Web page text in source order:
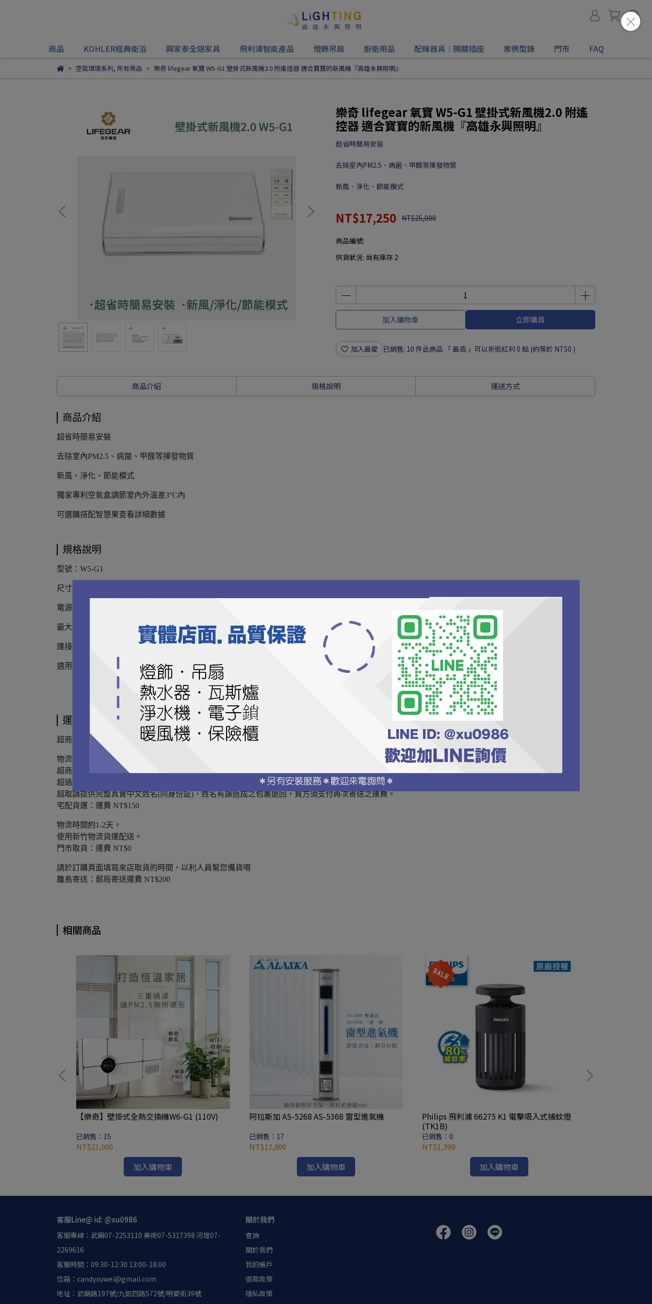
商品 KOHLER經典衛浴 興家泰全鋁家具 飛利浦智能產品 燈飾吊扇 廚衛用品 配線器具｜開關插座 案例型錄 門市 FAQ
空氣環境系列, 所有商品 樂奇 lifegear 氧寶 W5-G1 壁掛式新風機2.0 附遙控器 適合寶寶的新風機『高雄永興照明』
樂奇 lifegear 氧寶 W5-G1 壁掛式新風機2.0 附遙
控器 適合寶寶的新風機『高雄永興照明』
超省時簡易安裝
去除室內PM2.5、病菌、甲醛等揮發物質
新風、淨化、節能模式
NT$17,250 NT$25,000
商品編號:
供貨狀況: 尚有庫存 2
加入購物車 立即購買
加入最愛 已銷售: 10 件此商品 「 最高 」可以折抵紅利 0 點 (約等於 NT$0 )
商品介紹 規格說明 運送方式
商品介紹
超省時簡易安裝
去除室內PM2.5、病菌、甲醛等揮發物質
新風、淨化、節能模式
獨家專利空氣盒調節室內外溫差3°C內
可選購搭配智慧果查看詳細數據
規格說明
型號：W5-G1
尺寸：618x380x130mm
電源規格：110V(60HZ)
最大風量：135m3/h
連接管路：5英寸
適用坪數：15坪以內
運送方式
超商取貨『全家/7-11/萊爾富』：運費 NT$６0
物流時間約2-3天。
超商取貨材積限制超過45cm無法出貨，請改宅配。
超過取件時間退回之訂單，買方須支付再次寄送之運費，亦無法因此取消該筆訂單。
超取請提供完整真實中文姓名(同身份証)，姓名有誤造成之包裏退回，買方須支付再次寄送之運費。
宅配貨運：運費 NT$150
物流時間約1-2天。
使用新竹物流貨運配送。
門市取貨：運費 NT$0
請於訂購頁面填寫來店取貨的時間，以利人員幫您備貨唷
離島寄送：郵局寄送運費 NT$200
相關商品
【樂奇】壁掛式全熱交換機W6-G1 (110V)
已銷售：15
NT$21,000
加入購物車
阿拉斯加 AS-5268 AS-5368 窗型進氣機
已銷售：17
NT$12,800
加入購物車
Philips 飛利浦 66275 K1 電擊吸入式捕蚊燈
(TK1B)
已銷售：0
NT$1,399
加入購物車
客服Line@ id: @xu0986
客服專線：武廟07-2253110 美術07-5317398 河堤07-
2269616
客服時間：09:30-12:30 13:00-18:00
信箱：candyxuwei@gmail.com
地址：武廟路197號/九如四路572號/明愛街39號
關於我們
查詢
關於我們
我的帳戶
退款政策
隱私政策